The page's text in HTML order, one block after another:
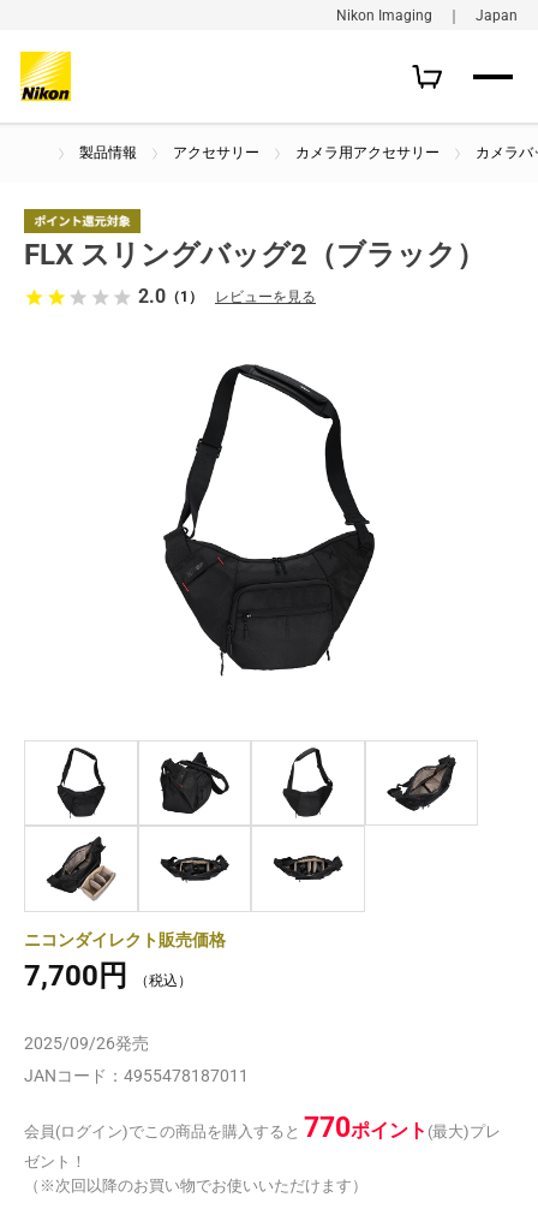
Nikon Imaging ｜ Japan
製品情報 アクセサリー カメラ用アクセサリー カメラ
FLX スリングバッグ2（ブラック）
2.0 （1） レビューを見る
ニコンダイレクト販売価格
7,700円
2025/09/26発売
JANコード： 4955478187011
会員(ログイン)でこの商品を購入すると 770ポイント (最大)プレ
ゼント！
（※次回以降のお買い物でお使いいただけます）